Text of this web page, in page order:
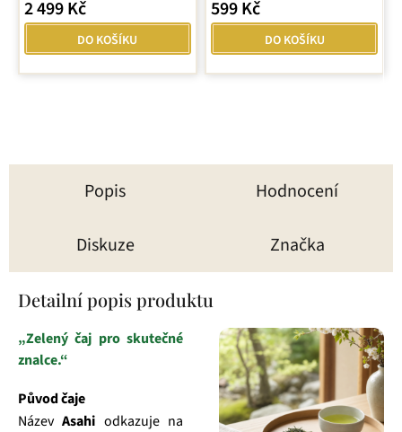
2 499 Kč
DO KOŠÍKU
599 Kč
DO KOŠÍKU
Popis Hodnocení
Diskuze Značka
Detailní popis produktu
„Zelený čaj pro skutečné
znalce.“
Původ čaje
NázevAsahi odkazuje na